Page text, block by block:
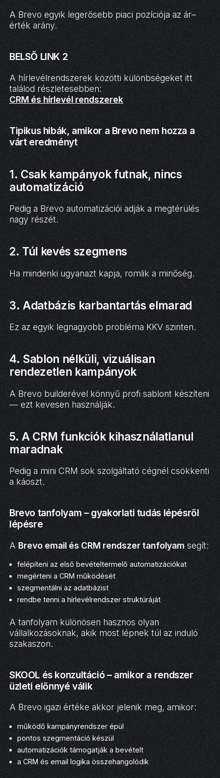
A Brevo egyik legerősebb piaci pozíciója az ár–
érték arány.
BELSŐ LINK 2
A hírlevélrendszerek közötti különbségeket itt
találod részletesebben:
CRM és hírlevél rendszerek
Tipikus hibák, amikor a Brevo nem hozza a
várt eredményt
1. Csak kampányok futnak, nincs
automatizáció
Pedig a Brevo automatizációi adják a megtérülés
nagy részét.
2. Túl kevés szegmens
Ha mindenki ugyanazt kapja, romlik a minőség.
3. Adatbázis karbantartás elmarad
Ez az egyik legnagyobb probléma KKV szinten.
4. Sablon nélküli, vizuálisan
rendezetlen kampányok
A Brevo builderével könnyű profi sablont készíteni
— ezt kevesen használják.
5. A CRM funkciók kihasználatlanul
maradnak
Pedig a mini CRM sok szolgáltató cégnél csökkenti
a káoszt.
Brevo tanfolyam – gyakorlati tudás lépésről
lépésre
A Brevo email és CRM rendszer tanfolyam segít:
felépíteni az első bevételtermelő automatizációkat
megérteni a CRM működését
szegmentálni az adatbázist
rendbe tenni a hírlevélrendszer struktúráját
A tanfolyam különösen hasznos olyan
vállalkozásoknak, akik most lépnek túl az induló
szakaszon.
SKOOL és konzultáció – amikor a rendszer
üzleti előnnyé válik
A Brevo igazi értéke akkor jelenik meg, amikor:
működő kampányrendszer épül
pontos szegmentáció készül
automatizációk támogatják a bevételt
a CRM és email logika összehangolódik